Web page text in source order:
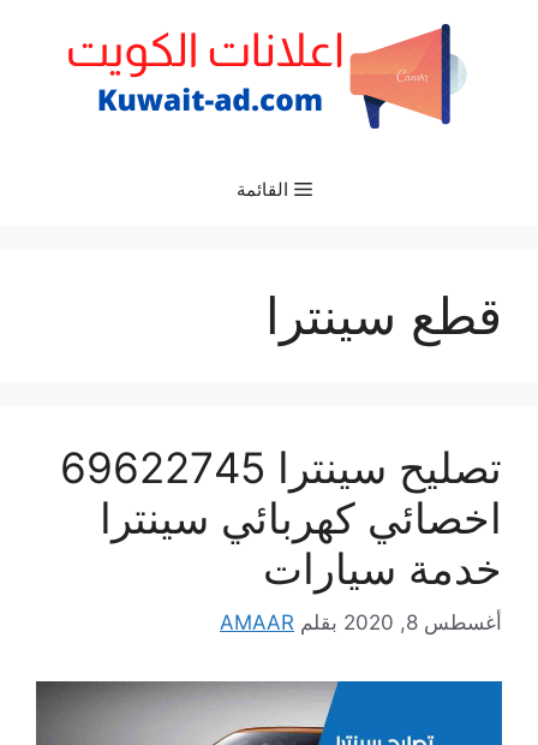
القائمة
قطع سينترا
تصليح سينترا 69622745
اخصائي كهربائي سينترا
خدمة سيارات
أغسطس 8, 2020 بقلم AMAAR